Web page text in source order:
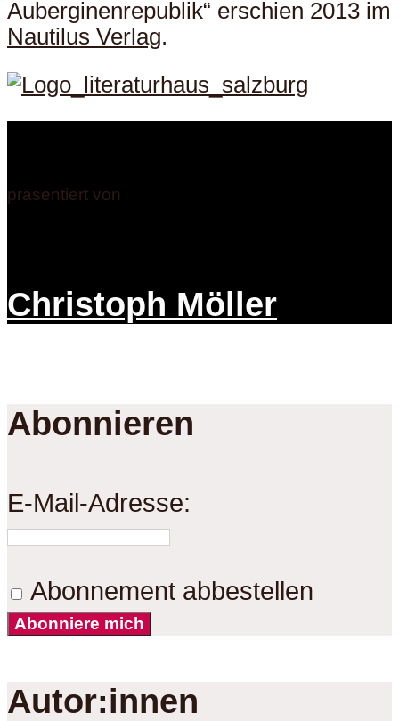
Auberginenrepublik“ erschien 2013 im
Nautilus Verlag.
präsentiert von
Christoph Möller
Abonnieren
E-Mail-Adresse:
Abonnement abbestellen
Abonniere mich
Autor:innen